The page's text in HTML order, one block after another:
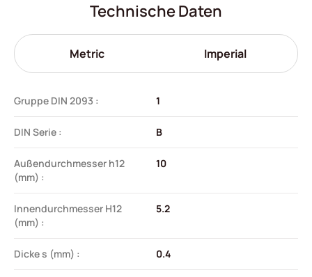
Technische Daten
Metric Imperial
Gruppe DIN 2093 : 1
DIN Serie : B
Außendurchmesser h12
(mm) :
10
Innendurchmesser H12
(mm) :
5.2
Dicke s (mm) : 0.4